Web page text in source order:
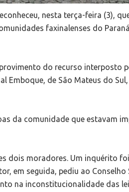
nesta terça-feira (3),
faxinalenses do
do recurso interposto
Emboque, de São Mateus do
da comunidade que estavam
dois moradores. Um inquérito
em seguida, pediu ao Conselho
na inconstitucionalidade das